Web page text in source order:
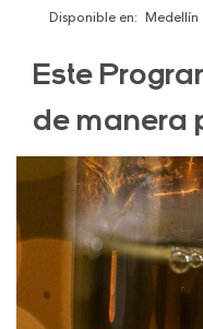
Disponible en: Medellín
Este
de manera